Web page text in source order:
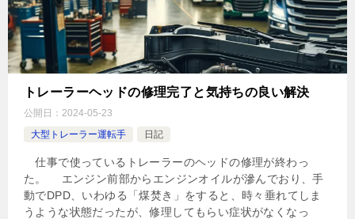
トレーラーヘッドの修理完了と気持ちの良い解決
公開日： 2024-05-23
大型トレーラー運転手
日記
仕事で使っているトレーラーのヘッドの修理が終わっ
た。 エンジン前部からエンジンオイルが滲んでおり、手
動でDPD、いわゆる「煤焚き」をすると、時々垂れてしま
うような状態だったが、修理してもらい症状がなくなっ